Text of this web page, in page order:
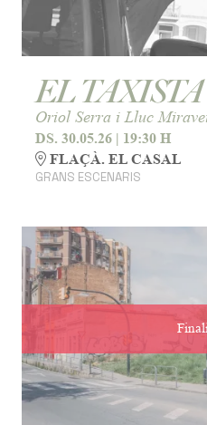
EL
Oriol Serra i Lluc
DS. 30.05.26 | 19:30 H
FLAÇÀ. EL CASAL
GRANS ESCENARIS